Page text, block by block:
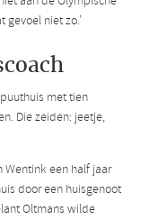
niet zo.’
met tien
Die zeiden: jeetje,
Wentink een half jaar
door een huisgenoot
Oltmans wilde